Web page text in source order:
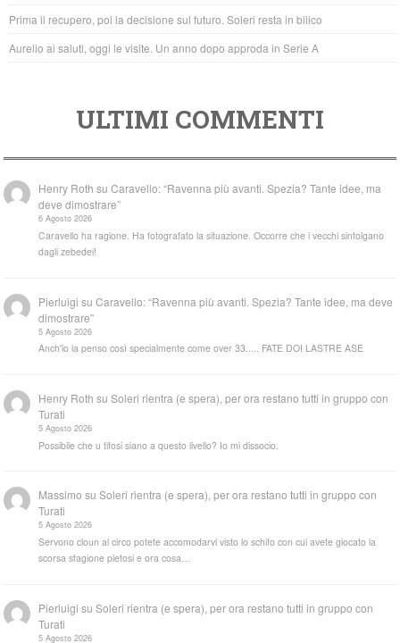
k
Prima il recupero, poi la decisione sul futuro. Soleri resta in bilico
Aurelio ai saluti, oggi le visite. Un anno dopo approda in Serie A
ULTIMI COMMENTI
Henry Roth suCaravello: “Ravenna più avanti. Spezia? Tante idee, ma
deve dimostrare”
6 Agosto 2026
Caravello ha ragione. Ha fotografato la situazione. Occorre che i vecchi sintolgano
dagli zebedei!
Pierluigi suCaravello: “Ravenna più avanti. Spezia? Tante idee, ma deve
dimostrare”
5 Agosto 2026
Anch'io la penso così specialmente come over 33..... FATE DOI LASTRE ASE
Henry Roth suSoleri rientra (e spera), per ora restano tutti in gruppo con
Turati
5 Agosto 2026
Possibile che u tifosi siano a questo livello? Io mi dissocio.
Massimo suSoleri rientra (e spera), per ora restano tutti in gruppo con
Turati
5 Agosto 2026
Servono cloun al circo potete accomodarvi visto lo schifo con cui avete giocato la
scorsa stagione pietosi e ora cosa…
Pierluigi suSoleri rientra (e spera), per ora restano tutti in gruppo con
Turati
5 Agosto 2026